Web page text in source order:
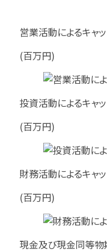
営業活動によるキャ
(百万円)
投資活動によるキャッ
(百万円)
財務活動によるキャッ
(百万円)
現金及び現金同等物